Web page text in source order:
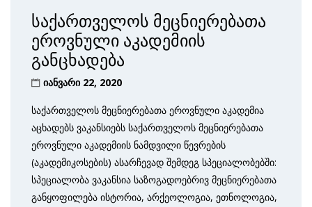
საქართველოს მეცნიერებათა
ეროვნული აკადემიის
განცხადება
იანვარი 22, 2020
საქართველოს მეცნიერებათა ეროვნული აკადემია
აცხადებს ვაკანსიებს საქართველოს მეცნიერებათა
ეროვნული აკადემიის ნამდვილი წევრების
(აკადემიკოსების) ასარჩევად შემდეგ სპეციალობებში:
სპეციალობა ვაკანსია საზოგადოებრივ მეცნიერებათა
განყოფილება ისტორია, არქეოლოგია, ეთნოლოგია,